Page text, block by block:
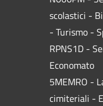
scolastici -
- Turismo -
RPNS1D -
Economato
5MEMRO -
cimiteriali -